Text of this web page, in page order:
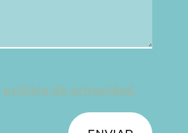
política de privacidad.